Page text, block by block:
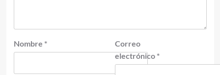
Nombre *
Correo
electrónico *